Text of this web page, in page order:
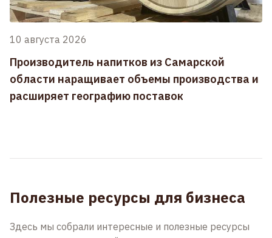
10 августа 2026
Производитель напитков из Самарской
области наращивает объемы производства и
расширяет географию поставок
Полезные ресурсы для бизнеса
Здесь мы собрали интересные и полезные ресурсы